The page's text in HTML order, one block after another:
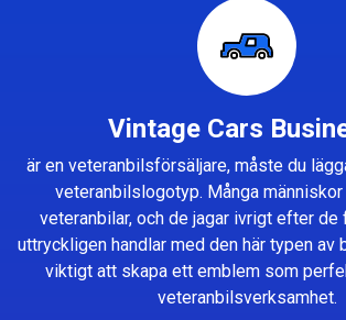
Vintage Cars
är en veteranbilsförsäljare, måste du
veteranbilslogotyp. Många
veteranbilar, och de jagar ivrigt efter
uttryckligen handlar med den här typen av
viktigt att skapa ett emblem som
veteranbilsverksamhet.